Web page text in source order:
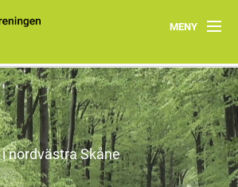
MENY
Ekbacken får rovdjursavvisande stängsel
Program
Aktuellt
Om oss
nordvästra Skåne